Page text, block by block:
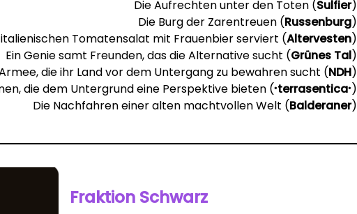
Die Aufrechten unter den Toten (Sulfier)
Die Burg der Zarentreuen (Russenburg)
italienischen Tomatensalat mit Frauenbier serviert (Altervesten)
Ein Genie samt Freunden, das die Alternative sucht (Grünes Tal)
die ihr Land vor dem Untergang zu bewahren sucht (NDH)
die dem Untergrund eine Perspektive bieten (*terrasentica*)
Die Nachfahren einer alten machtvollen Welt (Balderaner)
Fraktion Schwarz